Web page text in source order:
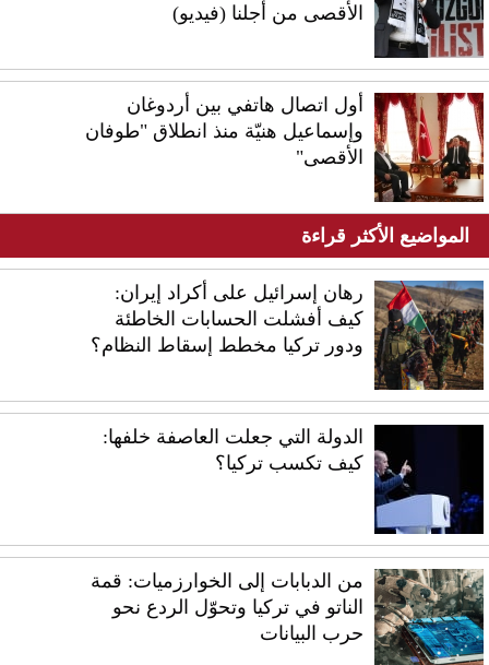
الأقصى من أجلنا (فيديو)
أول اتصال هاتفي بين أردوغان
وإسماعيل هنيّة منذ انطلاق "طوفان
الأقصى"
المواضيع الأكثر قراءة
رهان إسرائيل على أكراد إيران:
كيف أفشلت الحسابات الخاطئة
ودور تركيا مخطط إسقاط النظام؟
الدولة التي جعلت العاصفة خلفها:
كيف تكسب تركيا؟
من الدبابات إلى الخوارزميات: قمة
الناتو في تركيا وتحوّل الردع نحو
حرب البيانات